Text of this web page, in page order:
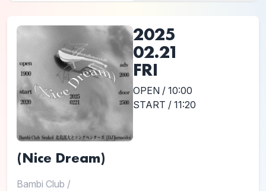
2025
02.21
FRI
OPEN / 10:00
START / 11:20
(Nice Dream)
Bambi Club /